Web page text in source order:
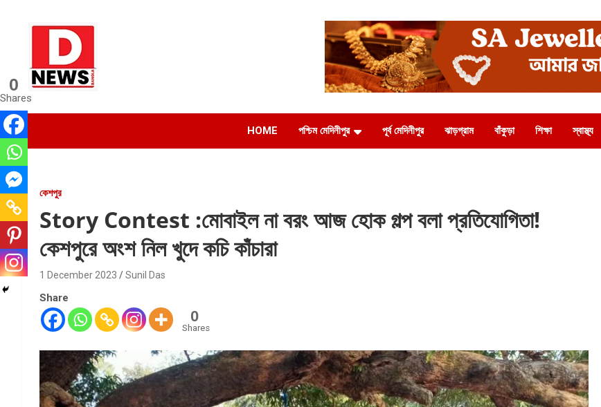
Dnews
#Medinipur #News #LatestBengali #NewsBangla
#Medinipur24X7News
HOME
পশ্চিম মেদিনীপুর পূর্ব মেদিনীপুর ঝাড়গ্রাম বাঁকুড়া শিক্ষা স্বাস্থ্য
কেশপুর
Story Contest :মোবাইল না বরং আজ হোক গল্প বলা প্রতিযোগিতা!
কেশপুরে অংশ নিল খুদে কচি কাঁচারা
1 December 2023 Sunil Das
Share
0
Shares
0
Shares